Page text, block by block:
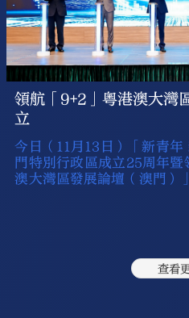
領航「9+2」粵港澳大灣
立
今日（11月13日）「新青
門特別行政區成立25周年
澳大灣區發展論壇（澳門）
吸引了粵港澳三地200多名
查看